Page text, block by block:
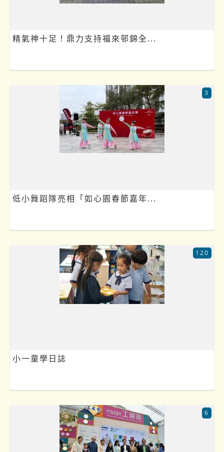
精氣神十足！鼎力支持福來邨錦全...
低小舞蹈隊亮相「如心園春節嘉年...
3
小一童學日誌
120
6